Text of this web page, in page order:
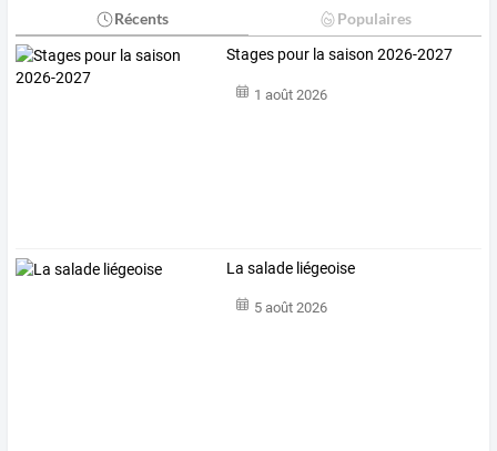
Récents Populaires
Stages pour la saison 2026-2027
1 août 2026
La salade liégeoise
5 août 2026